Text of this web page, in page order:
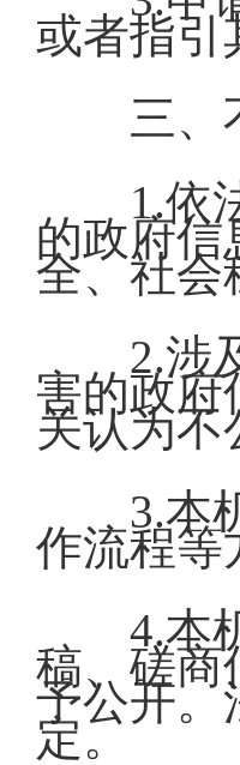
或者指引
三、
1.依
的政府信
全、社会
2.涉
害的政府
关认为
3.本
作流程
4.本
稿、磋商
予公开。
定。